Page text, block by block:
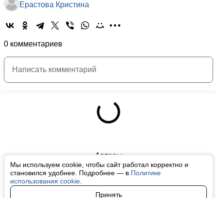
Мы используем cookie, чтобы сайт работал корректно и
становился удобнее. Подробнее — в Политике
использования cookie
Принять
Ерастова Кристина
0 комментариев
Авторы
О нас
Архив